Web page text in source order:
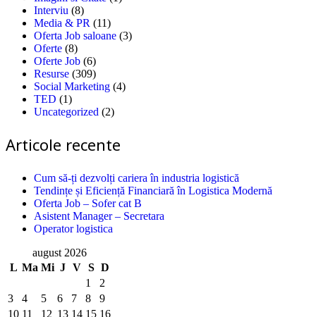
Interviu (8)
Media & PR (11)
Oferta Job saloane (3)
Oferte (8)
Oferte Job (6)
Resurse (309)
Social Marketing (4)
TED (1)
Uncategorized (2)
Articole recente
Cum să-ți dezvolți cariera în industria logistică
Tendințe și Eficiență Financiară în Logistica Modernă
Oferta Job – Sofer cat B
Asistent Manager – Secretara
Operator logistica
august 2026
L Ma Mi J V S D
1
2
3
4 5 6 7 8
9
10 11 12 13 14 15 16